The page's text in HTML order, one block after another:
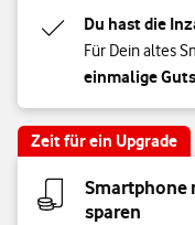
Du hast die
Für Dein altes
einmalige
Zeit für ein Upgrade
Smartphone
sparen